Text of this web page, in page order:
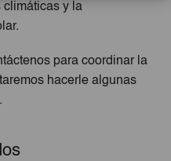
climáticas y la
para coordinar la
hacerle algunas